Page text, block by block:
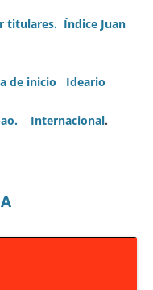
titulares. Índice Juan
de inicio Ideario
Internacional.